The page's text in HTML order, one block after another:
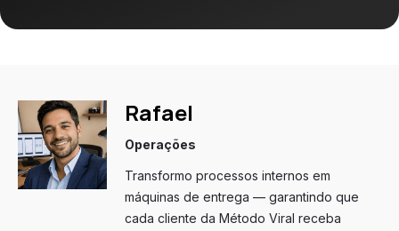
Rafael
Operações
Transformo processos internos em
máquinas de entrega — garantindo que
cada cliente da Método Viral receba